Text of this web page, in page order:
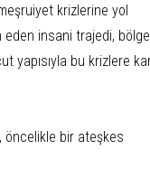
krizlerine yol
insani trajedi,
bu krizlere
öncelikle bir ateşkes